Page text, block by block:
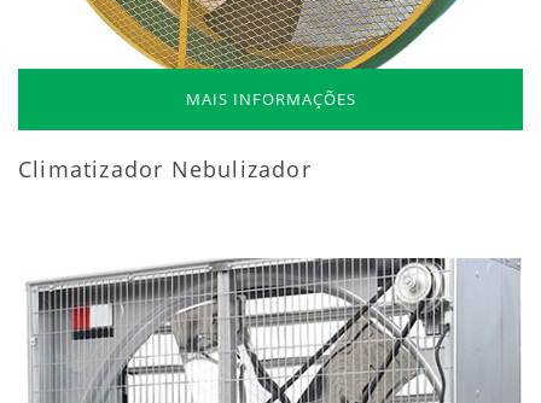
MAIS INFORMAÇÕES
Climatizador Nebulizador